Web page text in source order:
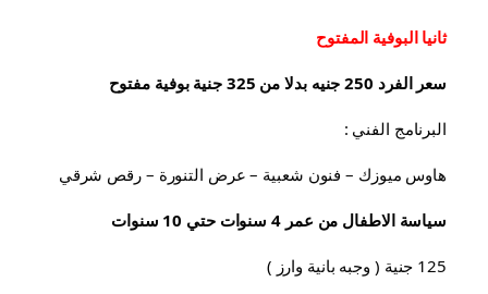
ثانيا البوفية المفتوح
سعر الفرد 250 جنيه بدلا من 325 جنية بوفية مفتوح
البرنامج الفني :
هاوس ميوزك – فنون شعبية – عرض التنورة – رقص شرقي
سياسة الاطفال من عمر 4 سنوات حتي 10 سنوات
125 جنية ( وجبه بانية وارز )